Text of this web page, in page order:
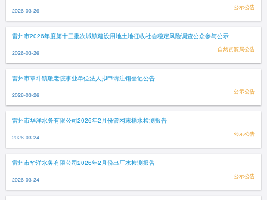
2026-03-26 公示公告
雷州市2026年度第十三批次城镇建设用地土地征收社会稳定风险调查公众参与公示
2026-03-26 自然资源局公告
雷州市覃斗镇敬老院事业单位法人拟申请注销登记公告
2026-03-26 公示公告
雷州市华洋水务有限公司2026年2月份管网末梢水检测报告
2026-03-24 公示公告
雷州市华洋水务有限公司2026年2月份出厂水检测报告
2026-03-24 公示公告